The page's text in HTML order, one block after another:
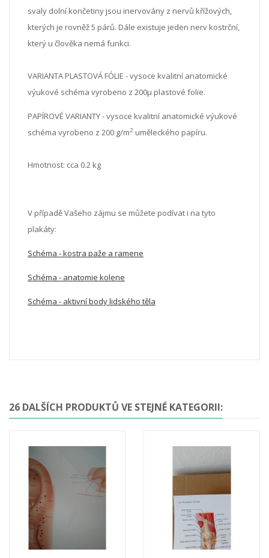
svaly dolní končetiny jsou inervovány z nervů křížových,
kterých je rovněž 5 párů. Dále existuje jeden nerv kostrční,
který u člověka nemá funkci.
VARIANTA PLASTOVÁ FÓLIE - vysoce kvalitní anatomické
výukové schéma vyrobeno z 200μ plastové folie.
PAPÍROVÉ VARIANTY - vysoce kvalitní anatomické výukové
schéma vyrobeno z 200 g/m2 uměleckého papíru.
Hmotnost: cca 0.2 kg
V případě Vašeho zájmu se můžete podívat i na tyto
plakáty:
Schéma - kostra paže a ramene
Schéma - anatomie kolene
Schéma - aktivní body lidského těla
26 DALŠÍCH PRODUKTŮ VE STEJNÉ KATEGORII: